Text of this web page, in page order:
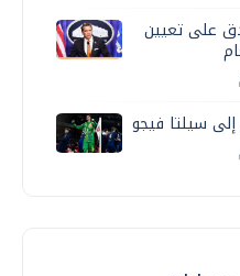
على تعيين
سيلتا فيجو